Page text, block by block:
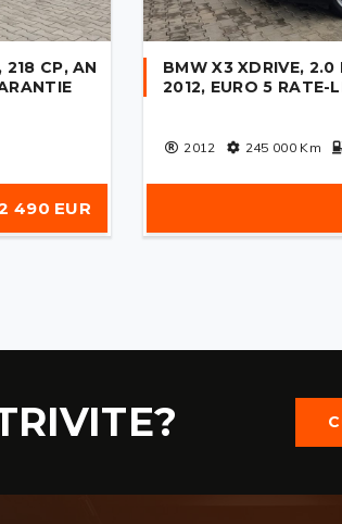
218 CP, AN
490 EUR
BMW X3 XDRIVE, 2.0
2012, EURO 5 RATE-
2012 245 000Km